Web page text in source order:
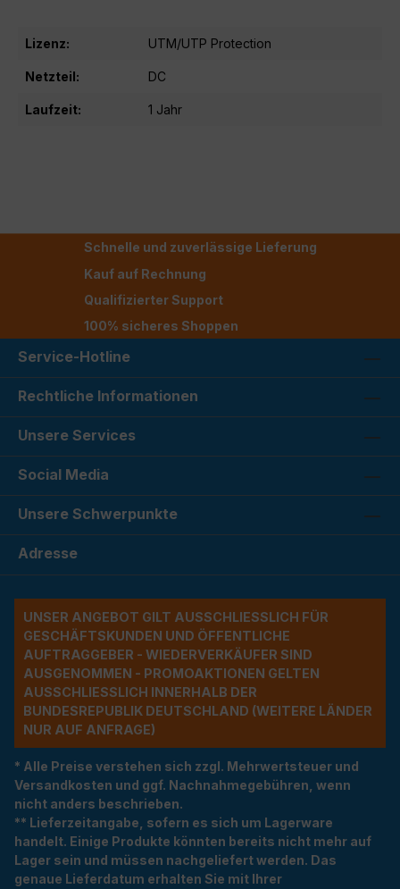
Lizenz: UTM/UTP Protection
Netzteil: DC
Laufzeit: 1 Jahr
Schnelle und zuverlässige Lieferung
Kauf auf Rechnung
Qualifizierter Support
100% sicheres Shoppen
Service-Hotline
Rechtliche Informationen
Unsere Services
Social Media
Unsere Schwerpunkte
Adresse
UNSER ANGEBOT GILT AUSSCHLIESSLICH FÜR G
ESCHÄFTSKUNDEN UND ÖFFENTLICHE A
UFTRAGGEBER - WIEDERVERKÄUFER SIND A
USGENOMMEN - PROMOAKTIONEN GELTEN A
USSCHLIESSLICH INNERHALB DER BU
NDESREPUBLIK DEUTSCHLAND (WEITERE LÄNDER NU
R AUF ANFRAGE)
* Alle Preise verstehen sich zzgl. Mehrwertsteuer und
Versandkosten und ggf. Nachnahmegebühren, wenn
nicht anders beschrieben.
** Lieferzeitangabe, sofern es sich um Lagerware
handelt. Einige Produkte könnten bereits nicht mehr auf
Lager sein und müssen nachgeliefert werden. Das
genaue Lieferdatum erhalten Sie mit Ihrer